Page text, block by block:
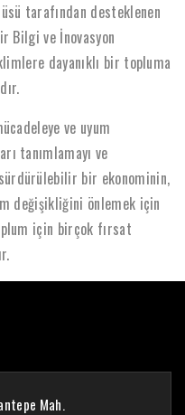
tarafından desteklenen
Bilgi ve İnovasyon
dayanıklı bir topluma
ve uyum
tanımlamayı ve
bir ekonominin,
değişikliğini önlemek için
için birçok fırsat
Mah.